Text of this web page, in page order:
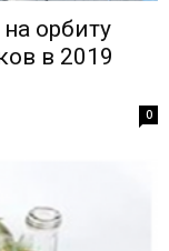
орбиту
в 2019
0